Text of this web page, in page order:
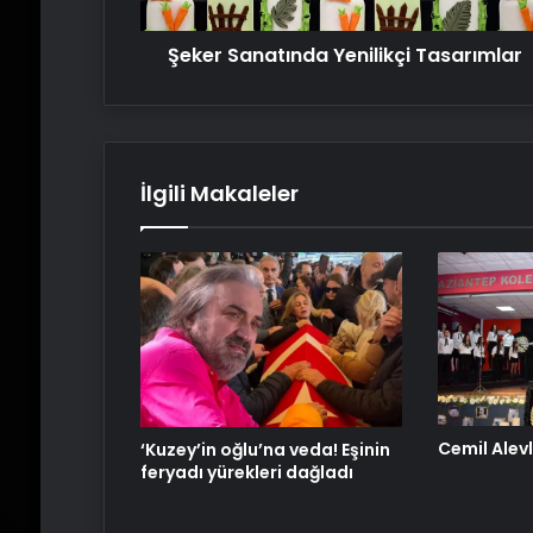
Şeker Sanatında Yenilikçi Tasarımlar
İlgili Makaleler
‘Kuzey’in oğlu’na veda! Eşinin
feryadı yürekleri dağladı
Cemil